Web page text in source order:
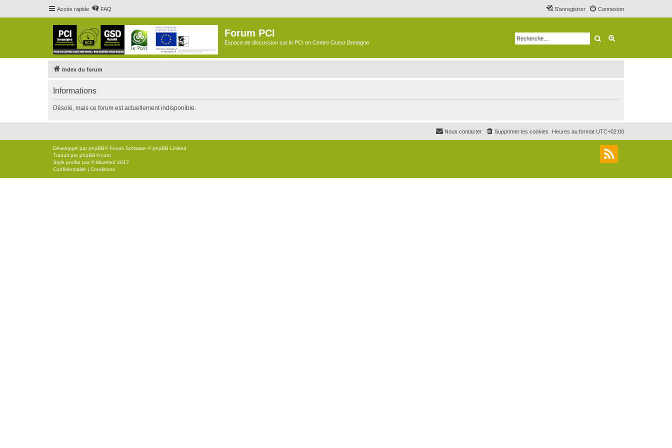
Accès rapide FAQ Connexion
S’enregistrer
Forum PCI
Espace de discussion sur le PCI en Centre Ouest Bretagne Rechercher
Index du forum
Informations
Désolé, mais ce forum est actuellement indisponible.
Heures au format UTC+02:00
Supprimer les cookies
Nous contacter
Développé parphpBB® Forum Software © phpBB Limited
Traduit parphpBB-fr.com
Style proflat par ©Mazeltof 2017
Confidentialité | Conditions